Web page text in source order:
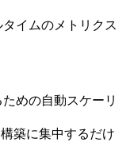
イムのメトリクス
めの自動スケーリ
築に集中するだけ